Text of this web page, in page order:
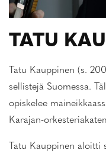
TATU
Tatu Kauppinen (s.
sellistejä Suomessa.
opiskelee
Karajan-
Tatu Kauppinen aloitti